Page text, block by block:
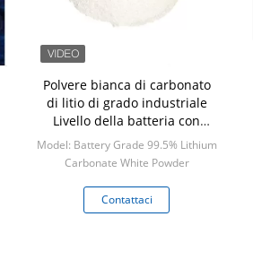
Polvere bianca di carbonato
di litio di grado industriale
Livello della batteria con
contenuto di Li2CO3
superiore al 99,5%
Model: Battery Grade 99.5% Lithium
Carbonate White Powder
Contattaci